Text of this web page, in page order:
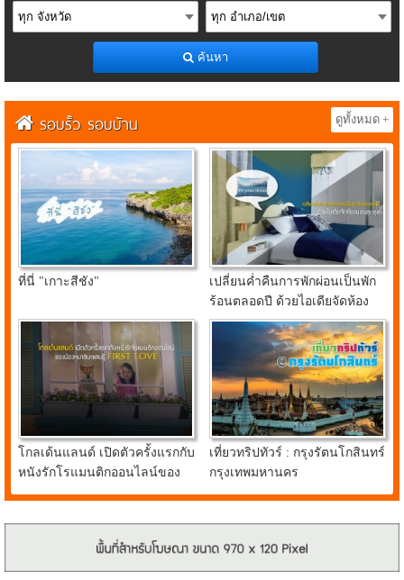
ค้นหา
รอบรั้ว รอบบ้าน ดูทั้งหมด +
ที่นี่ "เกาะสีชัง"
เปลี่ยนค่ำคืนการพักผ่อนเป็นพัก
ร้อนตลอดปี ด้วยไอเดียจัดห้อง
นอนสุดคูลจาก อินเด็กซ์ ลิฟวิ่ง
โกลเด้นแลนด์ เปิดตัวครั้งแรกกับ
หนังรักโรแมนติกออนไลน์ของ
น้องหมาชิบะแสนรู้ FIRST
เที่ยวทริปทัวร์ : กรุงรัตนโกสินทร์
กรุงเทพมหานคร